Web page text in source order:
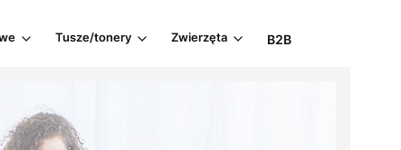
Tusze/tonery Zwierzęta B2B